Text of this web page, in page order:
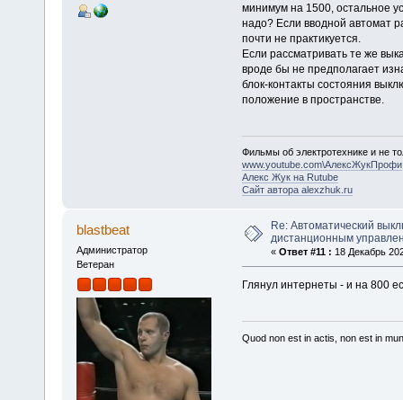
минимум на 1500, остальное
надо? Если вводной автомат
почти не практикуется.
Если рассматривать те же
вроде бы не предполагает
блок-контакты состояния
положение в пространстве.
Фильмы об электротехнике и не
www.youtube.com\АлексЖукПрофи
Алекс Жук на Rutube
Сайт автора alexzhuk.ru
blastbeat
Администратор
Ветеран
Re: Автоматический
дистанционным
« Ответ #11 : 18 Декабрь
Глянул интернеты - и на 800
Quod non est in actis, non est in